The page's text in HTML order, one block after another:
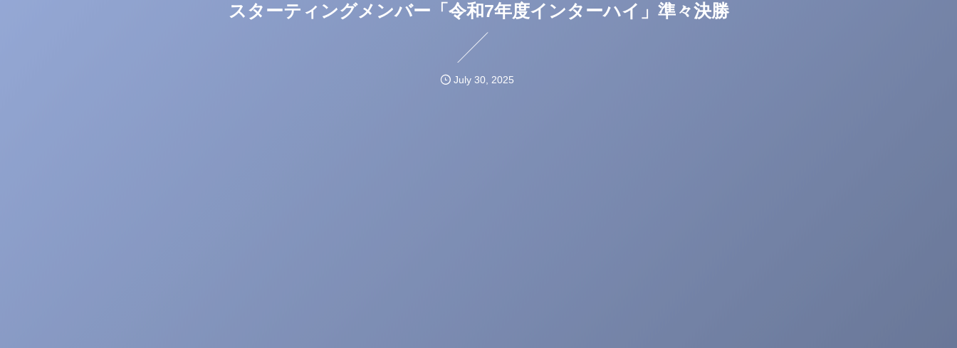
スターティングメンバー「令和7年度インターハイ」準々決勝
July 30, 2025